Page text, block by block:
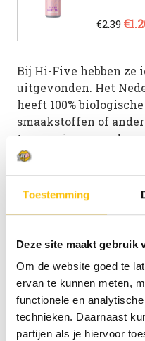
Toestemming
Deze site maakt gebruik
Om de website goed te
ervan te kunnen meten,
functionele en
technieken. Daarnaast
partijen als je hiervoor
€2.39
Bij Hi-Five hebben ze
uitgevonden. Het
heeft 100%
smaakstoffen of
toevoegingen op de
worden volledig
natuurlijke
een echte aanrader
Hi-Five heeft twee
Ice Tea Ginger